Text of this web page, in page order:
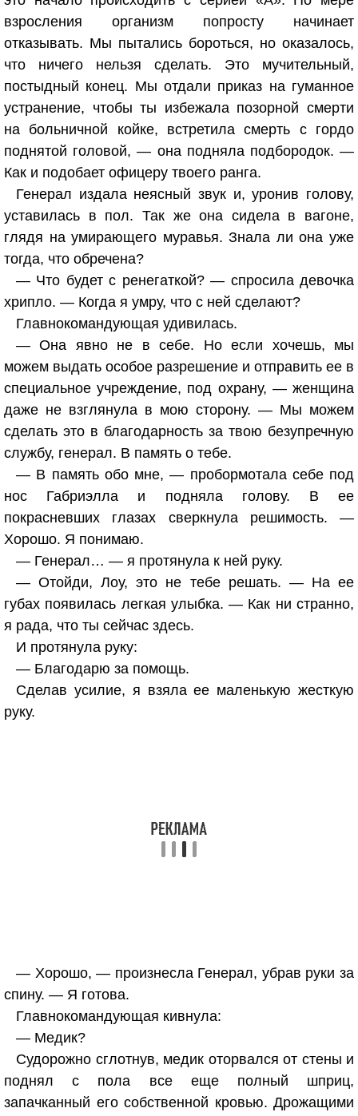
взросления организм попросту начинает
отказывать. Мы пытались бороться, но оказалось,
что ничего нельзя сделать. Это мучительный,
постыдный конец. Мы отдали приказ на гуманное
устранение, чтобы ты избежала позорной смерти
на больничной койке, встретила смерть с гордо
поднятой головой, — она подняла подбородок. —
Как и подобает офицеру твоего ранга.
Генерал издала неясный звук и, уронив голову,
уставилась в пол. Так же она сидела в вагоне,
глядя на умирающего муравья. Знала ли она уже
тогда, что обречена?
— Что будет с ренегаткой? — спросила девочка
хрипло. — Когда я умру, что с ней сделают?
Главнокомандующая удивилась.
— Она явно не в себе. Но если хочешь, мы
можем выдать особое разрешение и отправить ее в
специальное учреждение, под охрану, — женщина
даже не взглянула в мою сторону. — Мы можем
сделать это в благодарность за твою безупречную
службу, генерал. В память о тебе.
— В память обо мне, — пробормотала себе под
нос Габриэлла и подняла голову. В ее
покрасневших глазах сверкнула решимость. —
Хорошо. Я понимаю.
— Генерал… — я протянула к ней руку.
— Отойди, Лоу, это не тебе решать. — На ее
губах появилась легкая улыбка. — Как ни странно,
я рада, что ты сейчас здесь.
И протянула руку:
— Благодарю за помощь.
Сделав усилие, я взяла ее маленькую жесткую
руку.
— Хорошо, — произнесла Генерал, убрав руки за
спину. — Я готова.
Главнокомандующая кивнула:
— Медик?
Судорожно сглотнув, медик оторвался от стены и
поднял с пола все еще полный шприц,
запачканный его собственной кровью. Дрожащими